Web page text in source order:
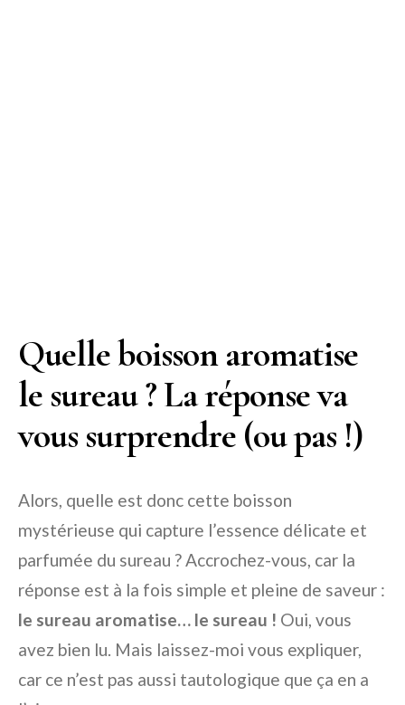
Quelle boisson aromatise
le sureau ? La réponse va
vous surprendre (ou pas !)
Alors, quelle est donc cette boisson
mystérieuse qui capture l’essence délicate et
parfumée du sureau ? Accrochez-vous, car la
réponse est à la fois simple et pleine de saveur :
le sureau aromatise… le sureau ! Oui, vous
avez bien lu. Mais laissez-moi vous expliquer,
car ce n’est pas aussi tautologique que ça en a